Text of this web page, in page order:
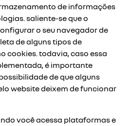
de informações
saliente-se que o
o seu navegador de
de alguns tipos de
cookies. todavia, caso essa
é importante
de que alguns
website deixem de funcionar
você acessa plataformas e